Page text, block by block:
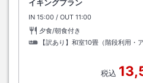
イキングプラン
IN チェックイン
15:00 / OUT チェックアウト
11:00
夕食/朝食付き
【訳あり】和室10畳（階段利用・
税込